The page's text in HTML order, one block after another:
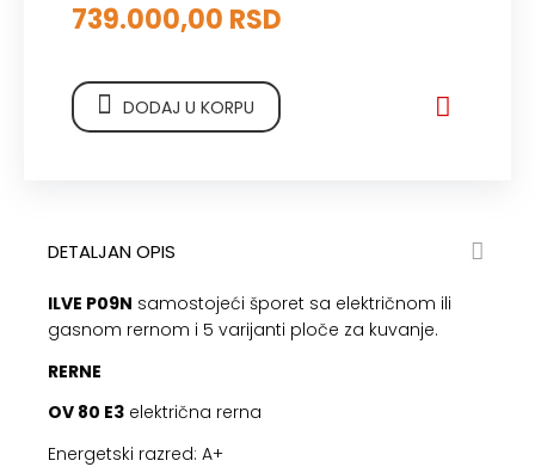
739.000,00 RSD
DODAJ U KORPU
DETALJAN OPIS
ILVE P09N samostojeći šporet sa električnom ili
gasnom rernom i 5 varijanti ploče za kuvanje.
RERNE
OV 80 E3 električna rerna
Energetski razred: A+